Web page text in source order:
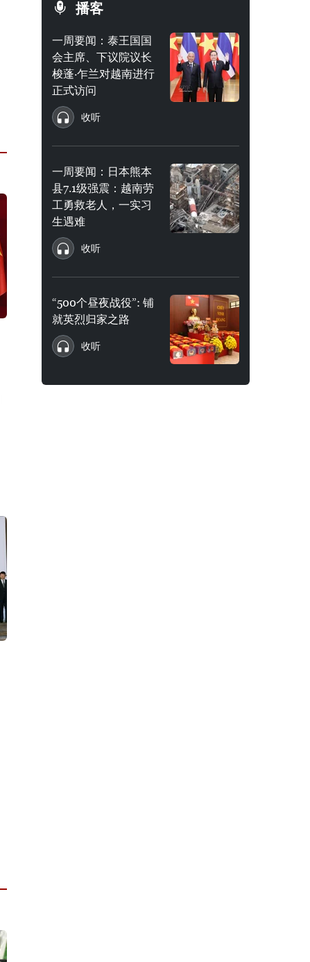
播客
一周要闻：泰王国国
会主席、下议院议长
梭蓬·乍兰对越南进行
正式访问
收听
一周要闻：日本熊本
县7.1级强震：越南劳
工勇救老人，一实习
生遇难
收听
“500个昼夜战役”: 铺
就英烈归家之路
收听